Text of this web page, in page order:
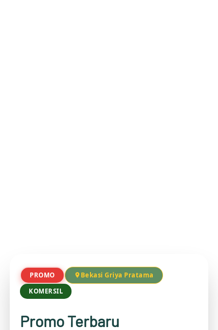
PROMO
Bekasi Griya Pratama
KOMERSIL
Promo Terbaru